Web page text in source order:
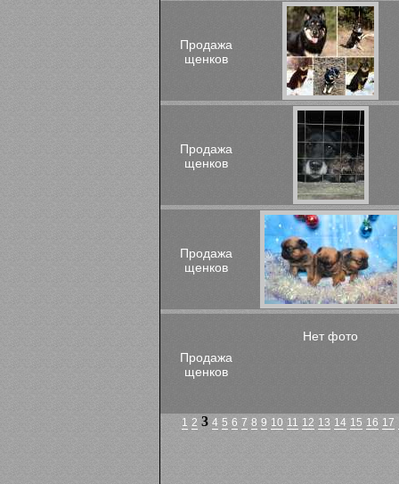
Продажа
щенков
Продажа
щенков
Продажа
щенков
Продажа
щенков
Нет фото
1 2 3 4 5 6 7 8 9 10 11 12 13 14 15 16 17